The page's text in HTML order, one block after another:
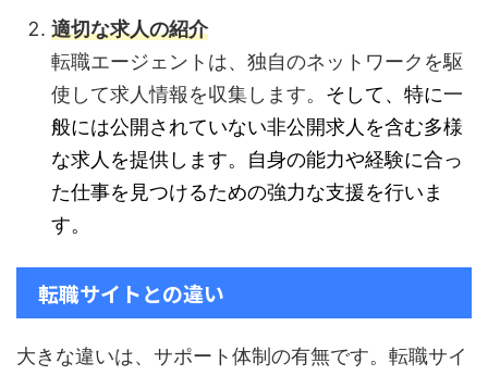
適切な求人の紹介
転職エージェントは、独自のネットワークを駆
使して求人情報を収集します。 そして、特に一
般には公開されていない非公開求人を含む多様
な求人を提供します。自身の能力や経験に合っ
た仕事を見つけるための強力な支援を行いま
す。
転職サイトとの違い
大きな違いは、サポート体制の有無です。転職サイ